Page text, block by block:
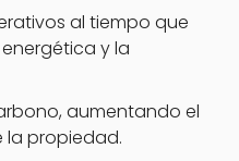
al tiempo que
y la
aumentando el
la propiedad.